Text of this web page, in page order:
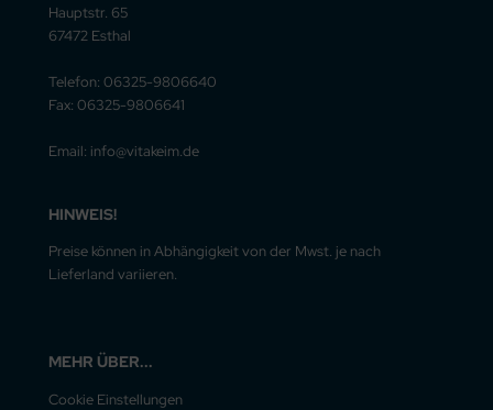
Hauptstr. 65
67472 Esthal
Telefon: 06325-9806640
Fax: 06325-9806641
Email: info@vitakeim.de
HINWEIS!
Preise können in Abhängigkeit von der Mwst. je nach
Lieferland variieren.
MEHR ÜBER...
Cookie Einstellungen